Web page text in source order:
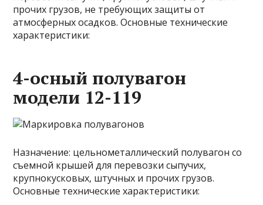
прочих грузов, не требующих защиты от
атмосферных осадков. Основные технические
характеристики:
4-осный полувагон
модели 12-119
Назначение: цельнометаллический полувагон со
съемной крышей для перевозки сыпучих,
крупнокусковых, штучных и прочих грузов.
Основные технические характеристики: